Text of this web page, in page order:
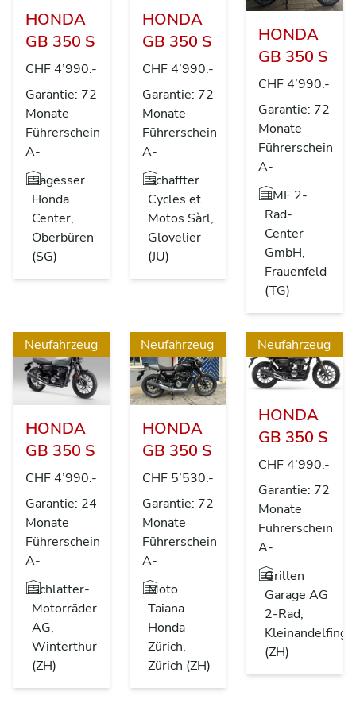
HONDA
GB 350 S
CHF 4’990.-
Garantie: 72
Monate
Führerschein
A-
Sägesser
Honda
Center,
Oberbüren
(SG)
HONDA
GB 350 S
CHF 4’990.-
Garantie: 72
Monate
Führerschein
A-
Schaffter
Cycles et
Motos Sàrl,
Glovelier
(JU)
HONDA
GB 350 S
CHF 4’990.-
Garantie: 72
Monate
Führerschein
A-
TMF 2-
Rad-
Center
GmbH,
Frauenfeld
(TG)
Neufahrzeug
HONDA
GB 350 S
CHF 4’990.-
Garantie: 24
Monate
Führerschein
A-
Schlatter-
Motorräder
AG,
Winterthur
(ZH)
Neufahrzeug
HONDA
GB 350 S
CHF 5’530.-
Garantie: 72
Monate
Führerschein
A-
Moto
Taiana
Honda
Zürich,
Zürich (ZH)
Neufahrzeug
HONDA
GB 350 S
CHF 4’990.-
Garantie: 72
Monate
Führerschein
A-
Grillen
Garage AG
2-Rad,
(ZH)